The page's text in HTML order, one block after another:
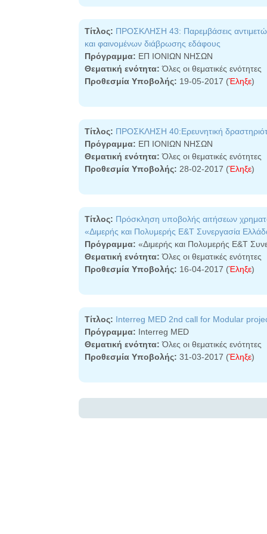
Τίτλος: ΠΡΟΣΚΛΗΣΗ 43: Παρεμβάσεις
και φαινομένων διάβρωσης εδάφους
Πρόγραμμα: ΕΠ ΙΟΝΙΩΝ ΝΗΣΩΝ
Θεματική ενότητα: Όλες οι θεματικές ενότητες
Προθεσμία Υποβολής: 19-05-2017 (Έληξε)
Τίτλος: ΠΡΟΣΚΛΗΣΗ 40:Ερευνητική
Πρόγραμμα: ΕΠ ΙΟΝΙΩΝ ΝΗΣΩΝ
Θεματική ενότητα: Όλες οι θεματικές ενότητες
Προθεσμία Υποβολής: 28-02-2017 (Έληξε)
Τίτλος: Πρόσκληση υποβολής αιτήσεων
«Διμερής και Πολυμερής Ε&Τ Συνεργασία
Πρόγραμμα: «Διμερής και Πολυμερής Ε&Τ
Θεματική ενότητα: Όλες οι θεματικές ενότητες
Προθεσμία Υποβολής: 16-04-2017 (Έληξε)
Τίτλος: Interreg MED 2nd call for Modular
Πρόγραμμα: Interreg MED
Θεματική ενότητα: Όλες οι θεματικές ενότητες
Προθεσμία Υποβολής: 31-03-2017 (Έληξε)